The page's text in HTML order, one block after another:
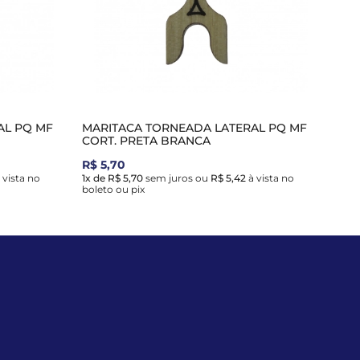
PQ MF
no
MARITACA TORNEADA LATERAL PQ MF
CORT. PRETA BRANCA
R$ 5,70
1x de R$ 5,70 sem juros ou R$ 5,42 à vista no
boleto ou pix